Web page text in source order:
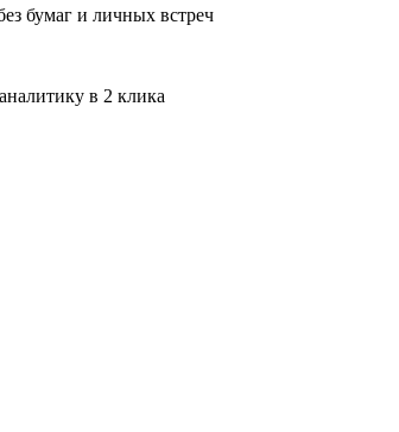
бумаг и личных встреч
в 2 клика